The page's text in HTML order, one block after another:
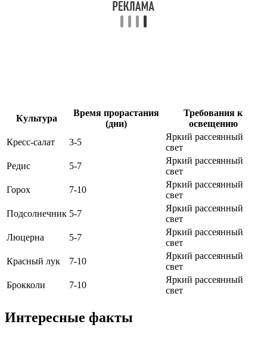
Культура
Время прорастания
(дни)
Требования к
освещению
Кресс-салат
3-5
Яркий рассеянный
свет
Редис
5-7
Яркий рассеянный
свет
Горох
7-10
Яркий рассеянный
свет
Подсолнечник 5-7
Яркий рассеянный
свет
Люцерна
5-7
Яркий рассеянный
свет
Красный лук
7-10
Яркий рассеянный
свет
Брокколи
7-10
Яркий рассеянный
свет
Интересные факты